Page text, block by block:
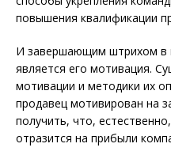
повышения квалификации
И завершающим штрихом в
является его мотивация.
мотивации и методики их
продавец мотивирован на
получить, что,
отразится на прибыли